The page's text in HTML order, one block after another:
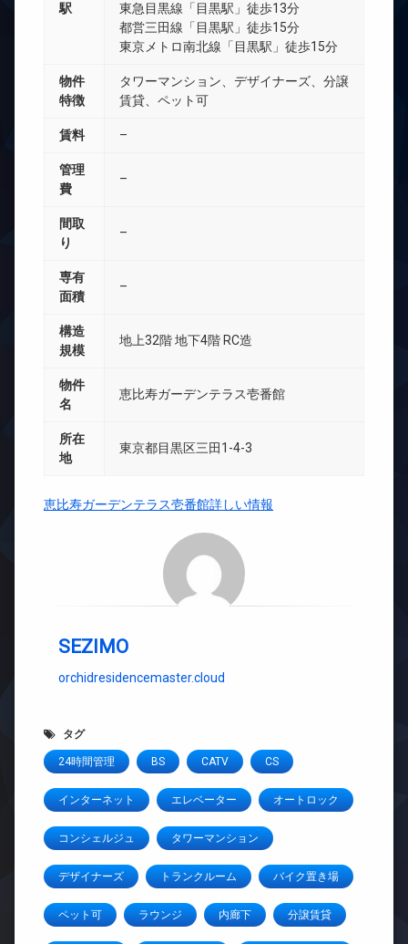
駅
東急目黒線「目黒駅」徒歩13分
都営三田線「目黒駅」徒歩15分
東京メトロ南北線「目黒駅」徒歩15分
物件
特徴
タワーマンション、デザイナーズ、分譲
賃貸、ペット可
賃料 –
管理
費
–
間取
り
–
専有
面積
–
構造
規模
地上32階 地下4階 RC造
物件
名
恵比寿ガーデンテラス壱番館
所在
地
東京都目黒区三田1-4-3
恵比寿ガーデンテラス壱番館詳しい情報
SEZIMO
orchidresidencemaster.cloud
タグ
24時間管理 BS CATV CS
インターネット エレベーター オートロック
コンシェルジュ タワーマンション
デザイナーズ トランクルーム バイク置き場
ペット可 ラウンジ 内廊下 分譲賃貸